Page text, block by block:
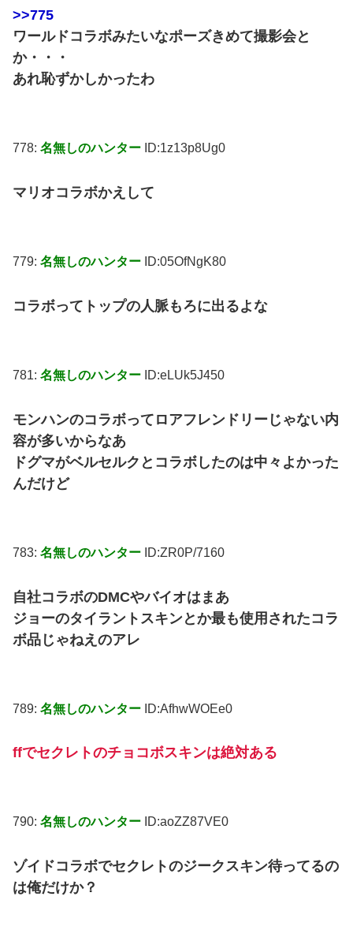
>>775
ワールドコラボみたいなポーズきめて撮影会と
か・・・
あれ恥ずかしかったわ
778: 名無しのハンター ID:1z13p8Ug0
マリオコラボかえして
779: 名無しのハンター ID:05OfNgK80
コラボってトップの人脈もろに出るよな
781: 名無しのハンター ID:eLUk5J450
モンハンのコラボってロアフレンドリーじゃない内
容が多いからなあ
ドグマがベルセルクとコラボしたのは中々よかった
んだけど
783: 名無しのハンター ID:ZR0P/7160
自社コラボのDMCやバイオはまあ
ジョーのタイラントスキンとか最も使用されたコラ
ボ品じゃねえのアレ
789: 名無しのハンター ID:AfhwWOEe0
ffでセクレトのチョコボスキンは絶対ある
790: 名無しのハンター ID:aoZZ87VE0
ゾイドコラボでセクレトのジークスキン待ってるの
は俺だけか？